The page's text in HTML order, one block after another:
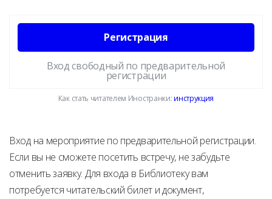
Регистрация
Вход свободный по предварительной
регистрации
Как стать читателем Иностранки:инструкция
Вход на мероприятие по предварительной регистрации.
Если вы не сможете посетить встречу, не забудьте
отменить заявку. Для входа в Библиотеку вам
потребуется читательский билет и документ,